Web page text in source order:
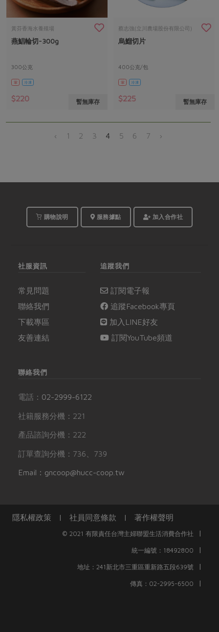
黃芬香海水養殖場
燕鯧輪切-300g
300公克
葷 冷凍
$220 暫無庫存
蔡志強(立川農場股份有限公司)
烏鰡切片
400公克/包
葷 冷凍
$225 暫無庫存
‹ 1 2 3 4 5 6 7 ›
購物說明 服務據點 加入合作社
社服資訊
常見問題
聯絡我們
下載專區
友善連結
追蹤我們
訂閱電子報
追蹤Facebook專頁
加入LINE好友
訂閱YouTube頻道
聯絡我們
電話： 02-2999-6122
社籍服務分機：221
產品諮詢分機：222
訂單查詢分機：736、739
Email：gncoop@hucc-coop.tw
隱私權政策 | 社員同意條款 | 著作權聲明
© 2021 有限責任台灣主婦聯盟生活消費合作社 |
統一編號：18492800 |
地址：241新北市三重區重新路五段639號 |
傳真：02-2995-6500 |